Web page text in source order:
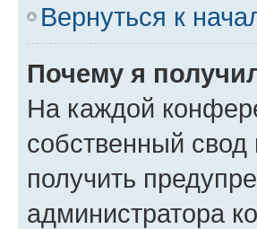
Вернуться к
Почему я
На каждой
собственный
получить
администратора